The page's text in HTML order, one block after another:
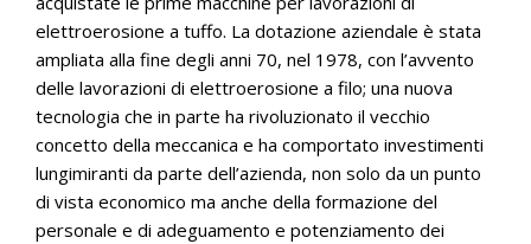
elettroerosione a tuffo. La dotazione aziendale è stata
ampliata alla fine degli anni 70, nel 1978, con l’avvento
delle lavorazioni di elettroerosione a filo; una nuova
tecnologia che in parte ha rivoluzionato il vecchio
concetto della meccanica e ha comportato investimenti
lungimiranti da parte dell’azienda, non solo da un punto
di vista economico ma anche della formazione del
personale e di adeguamento e potenziamento dei